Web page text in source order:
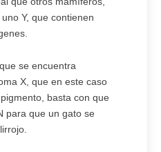
Y, que contienen
se encuentra
X, que en este caso
basta con que
para que un gato se